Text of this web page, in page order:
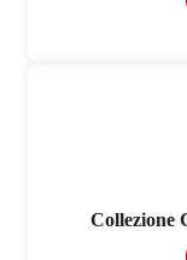
Collezione